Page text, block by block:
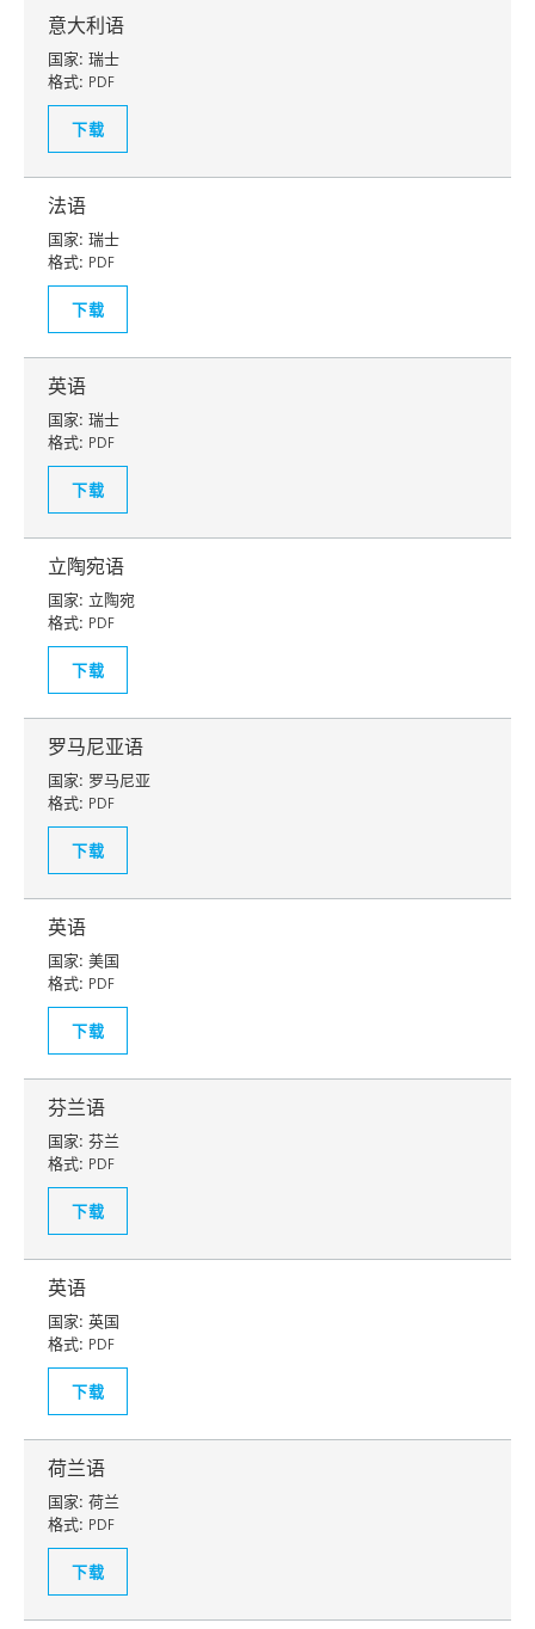
意大利语
国家: 瑞士
格式: PDF
下载
法语
国家: 瑞士
格式: PDF
下载
英语
国家: 瑞士
格式: PDF
下载
立陶宛语
国家: 立陶宛
格式: PDF
下载
罗马尼亚语
国家: 罗马尼亚
格式: PDF
下载
英语
国家: 美国
格式: PDF
下载
芬兰语
国家: 芬兰
格式: PDF
下载
英语
国家: 英国
格式: PDF
下载
荷兰语
国家: 荷兰
格式: PDF
下载